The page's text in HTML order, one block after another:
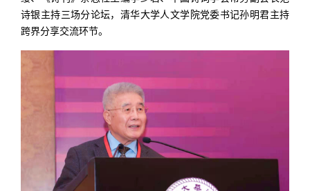
诗银主持三场分论坛，清华大学人文学院党委书记孙明君主持
跨界分享交流环节。